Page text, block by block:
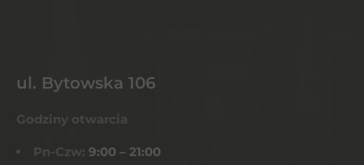
ul. Bytowska 106
Godziny otwarcia
Pn-Czw: 9:00 – 21:00